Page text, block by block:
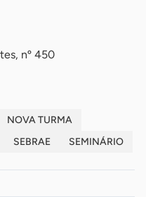
nº 450
NOVA TURMA
SEBRAE SEMINÁRIO